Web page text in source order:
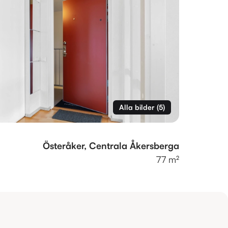
Alla bilder(5)
Österåker, Centrala Åkersberga
77 m²